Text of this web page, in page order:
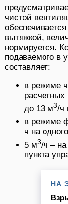
чистой
вытяжкой,
нормируется.
подаваемого в
составляет:
в режиме
расчетных
до 13 м3/ч
в режиме
ч на
5 м3/ч –
пункта
НА